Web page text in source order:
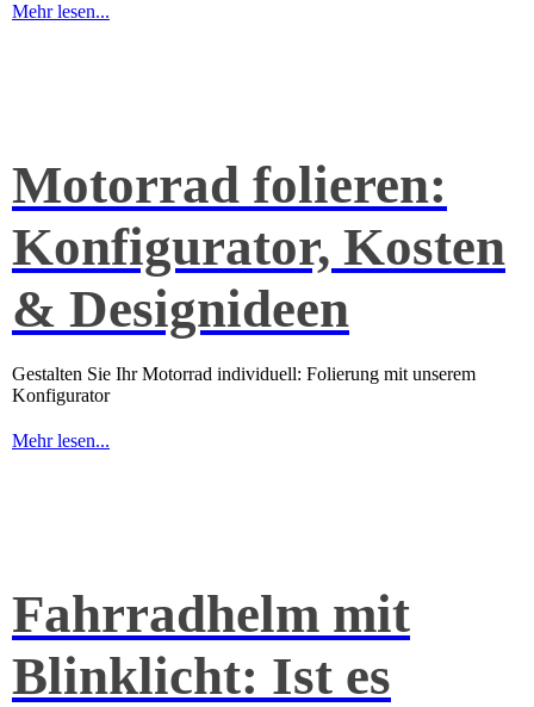
Mehr lesen...
Motorrad folieren:
Konfigurator, Kosten
& Designideen
Gestalten Sie Ihr Motorrad individuell: Folierung mit unserem
Konfigurator
Mehr lesen...
Fahrradhelm mit
Blinklicht: Ist es